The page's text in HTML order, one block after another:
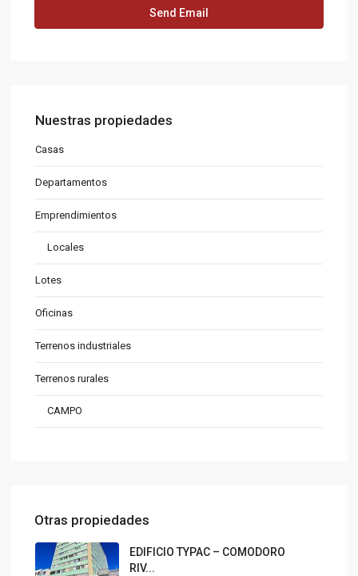
Nuestras propiedades
Casas
Departamentos
Emprendimientos
Locales
Lotes
Oficinas
Terrenos industriales
Terrenos rurales
CAMPO
Otras propiedades
EDIFICIO TYPAC – COMODORO
RIV...